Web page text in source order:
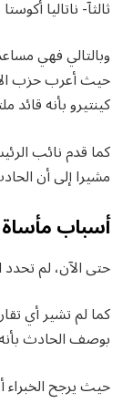
ثالثآ- ناتاليا
وبالتالي فهي
حيث أعرب حزب
كينتيرو بأنه قائد
كما قدم نائب
مشيرا إلى أن
أسباب
حتى الآن، لم
كما لم تشير أي
بوصف الحادث
حيث يرجح